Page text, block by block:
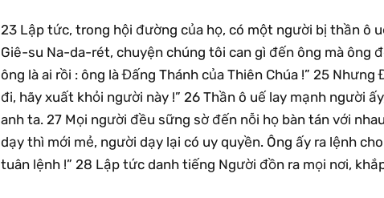
23 Lập tức, trong hội đường của họ, có một người bị thần ô
Giê-su Na-da-rét, chuyện chúng tôi can gì đến ông mà ông
ông là ai rồi : ông là Đấng Thánh của Thiên Chúa !” 25
đi, hãy xuất khỏi người này !” 26 Thần ô uế lay mạnh người
anh ta. 27 Mọi người đều sững sờ đến nỗi họ bàn tán với
dạy thì mới mẻ, người dạy lại có uy quyền. Ông ấy ra lệnh
tuân lệnh !” 28 Lập tức danh tiếng Người đồn ra mọi nơi,